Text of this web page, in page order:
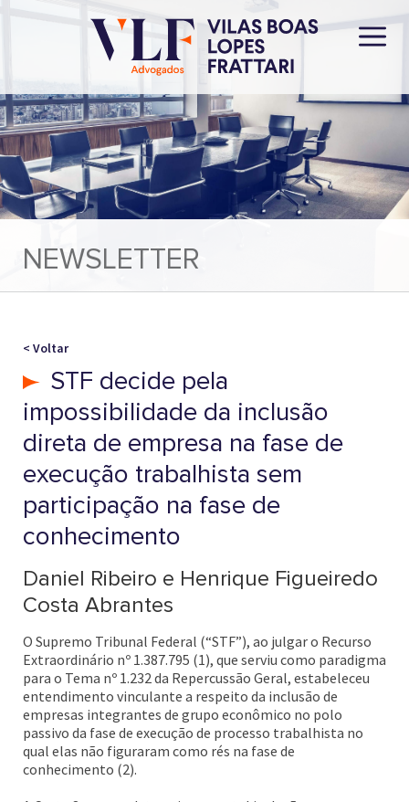
NEWSLETTER
< Voltar
STF decide pela
impossibilidade da inclusão
direta de empresa na fase de
execução trabalhista sem
participação na fase de
conhecimento
Daniel Ribeiro e Henrique Figueiredo
Costa Abrantes
O Supremo Tribunal Federal (“STF”), ao julgar o Recurso
Extraordinário nº 1.387.795 (1), que serviu como paradigma
para o Tema nº 1.232 da Repercussão Geral, estabeleceu
entendimento vinculante a respeito da inclusão de
empresas integrantes de grupo econômico no polo
passivo da fase de execução de processo trabalhista no
qual elas não figuraram como rés na fase de
conhecimento (2).